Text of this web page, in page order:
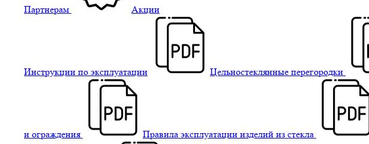
Партнерам Акции
Инструкции по эксплуатации Цельностеклянные перегородки
и ограждения Правила эксплуатации изделий из стекла